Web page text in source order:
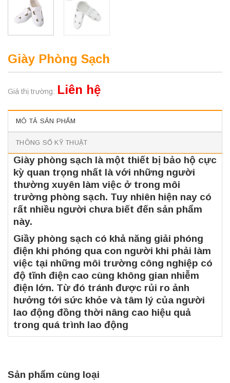
Giày Phòng Sạch
Giá thị trường: Liên hệ
MÔ TẢ SẢN PHẨM
THÔNG SỐ KỸ THUẬT
Giày phòng sạch là một thiết bị bảo hộ cực
kỳ quan trọng nhất là với những người
thường xuyên làm việc ở trong môi
trường phòng sạch. Tuy nhiên hiện nay có
rất nhiều người chưa biết đến sản phẩm
này.
Giầy phòng sạch có khả năng giải phóng
điện khi phóng qua con người khi phải làm
việc tại những môi trường công nghiệp có
độ tĩnh điện cao cùng không gian nhiễm
điện lớn. Từ đó tránh được rủi ro ảnh
hưởng tới sức khỏe và tâm lý của người
lao động đồng thời nâng cao hiệu quả
trong quá trình lao động
Sản phẩm cùng loại